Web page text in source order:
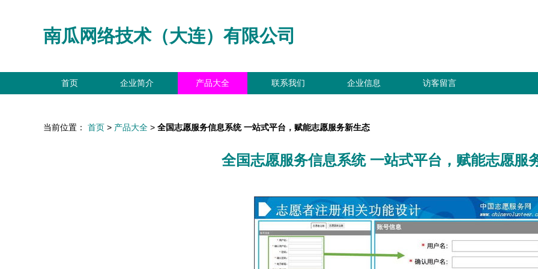
南瓜网络技术（大连）有限公司
首页 企业简介 产品大全 联系我们 企业信息 访客留言
当前位置： 首页 > 产品大全 > 全国志愿服务信息系统 一站式平台，赋能志愿服务新生态
全国志愿服务信息系统 一站式平台，赋能志愿服